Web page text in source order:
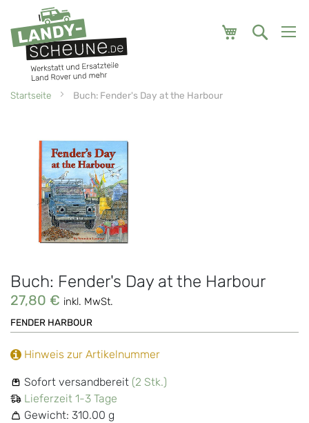
Mein
Startseite Buch: Fender's Day at the Harbour
Bildgalerie
springen
Buch: Fender's Day at the Harbour
27,80 € inkl. MwSt.
FENDER HARBOUR
Sofort versandbereit (2 Stk.)
Lieferzeit 1-3 Tage
Gewicht: 310.00 g
Hinweis zur Artikelnummer